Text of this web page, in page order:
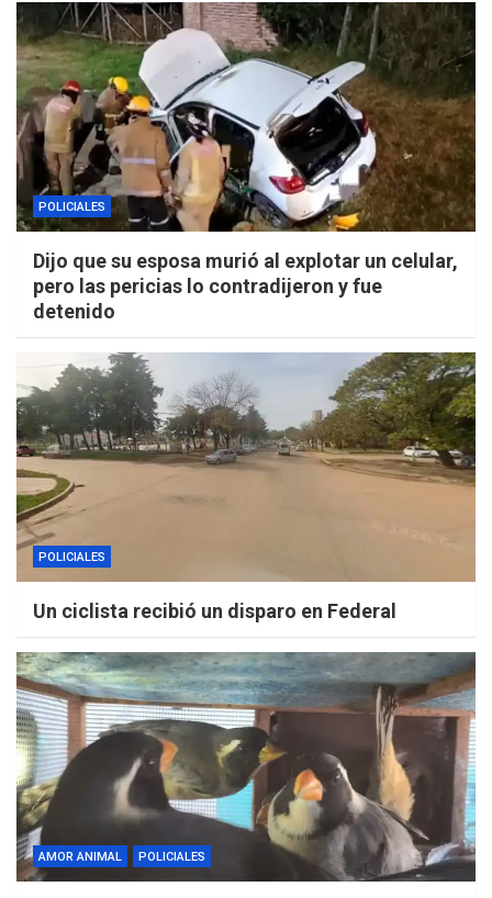
POLICIALES
Dijo que su esposa murió al explotar un celular,
pero las pericias lo contradijeron y fue
detenido
POLICIALES
Un ciclista recibió un disparo en Federal
AMOR ANIMAL POLICIALES